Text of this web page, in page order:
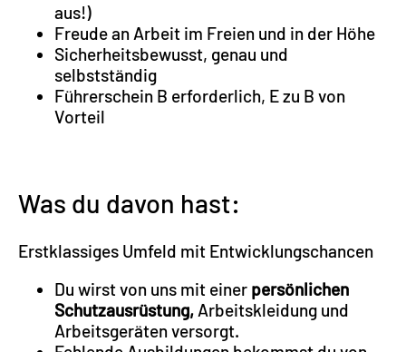
aus!)
Freude an Arbeit im Freien und in der Höhe
Sicherheitsbewusst, genau und
selbstständig
Führerschein B erforderlich, E zu B von
Vorteil
Was du davon hast:​
Erstklassiges Umfeld mit Entwicklungschancen
Du wirst von uns mit einer persönlichen
Schutzausrüstung, Arbeitskleidung und
Arbeitsgeräten versorgt.